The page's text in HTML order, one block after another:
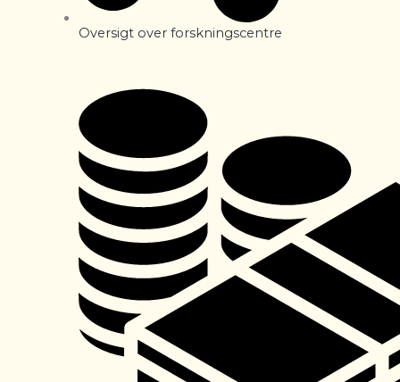
Oversigt over forskningscentre